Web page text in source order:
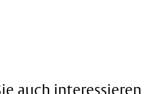
auch interessieren